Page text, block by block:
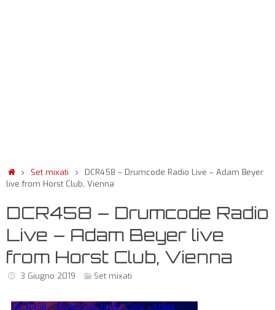
Set mixati
DCR458 – Drumcode Radio Live – Adam Beyer
live from Horst Club, Vienna
DCR458 – Drumcode Radio
Live – Adam Beyer live
from Horst Club, Vienna
3 Giugno 2019 Set mixati